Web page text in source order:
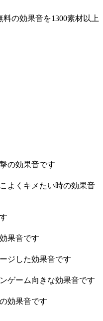
料の効果音を1300素材以上
の効果音です
よくキメたい時の効果音
果音です
ジした効果音です
ゲーム向きな効果音です
効果音です